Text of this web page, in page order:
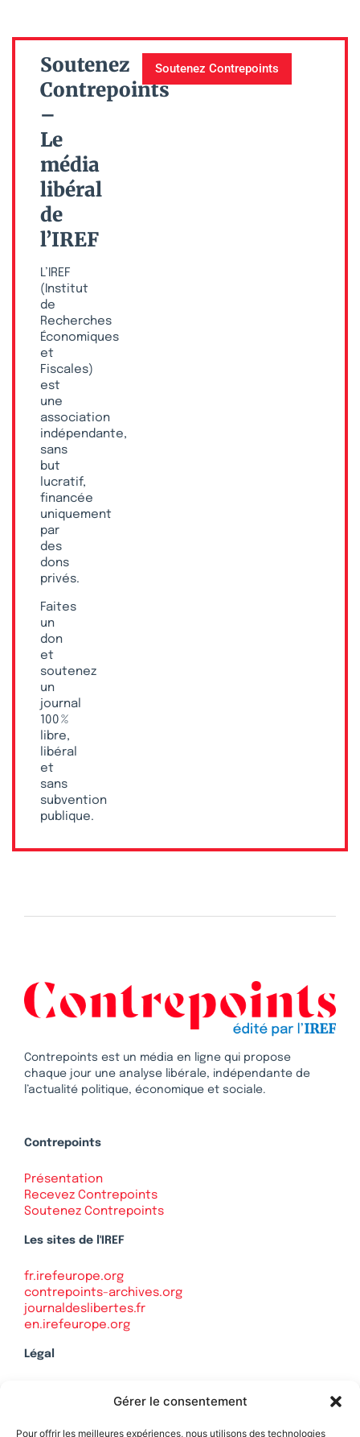
Gérer le consentement
Pour offrir les meilleures expériences, nous utilisons des technologies
Soutenez
Contrepoints
–
Le
média
libéral
de
l’IREF
L’IREF
(Institut
de
Recherches
Économiques
et
Fiscales)
est
une
association
indépendante,
sans
but
lucratif,
financée
uniquement
par
des
dons
privés.
Faites
un
don
et
soutenez
un
journal
100 %
libre,
libéral
et
sans
subvention
publique.
Soutenez Contrepoints
Contrepoints est un média en ligne qui propose
chaque jour une analyse libérale, indépendante de
l’actualité politique, économique et sociale.
Contrepoints
Présentation
Recevez Contrepoints
Soutenez Contrepoints
Les sites de l'IREF
fr.irefeurope.org
contrepoints-archives.org
journaldeslibertes.fr
en.irefeurope.org
Légal
Politique de confidentialité